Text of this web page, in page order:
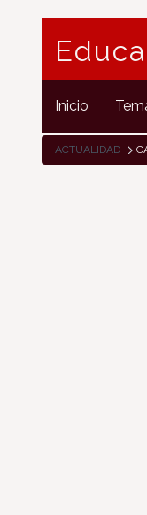
Inicio
ACTUALIDAD